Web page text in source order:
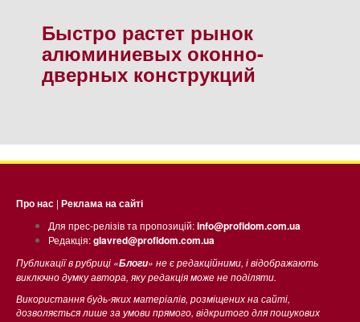
Быстро растет рынок
алюминиевых оконно-
дверных конструкций
Про нас | Реклама на сайті
Для прес-релізів та пропозицій:info@profidom.com.ua
Редакція:glavred@profidom.com.ua
Публикації в рубриці «Блоги» не є редакційними, і відображають
виключно думку автора, яку редакція може не поділяти.
Використання будь-яких матеріалів, розміщених на сайті,
дозволяється лише за умови прямого, відкритого для пошукових